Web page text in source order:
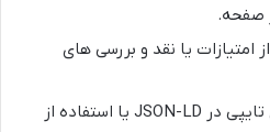
صفحه.
امتیازات یا نقد و بررسی های
خطاهای تایپی در JSON-LD یا استفاده از